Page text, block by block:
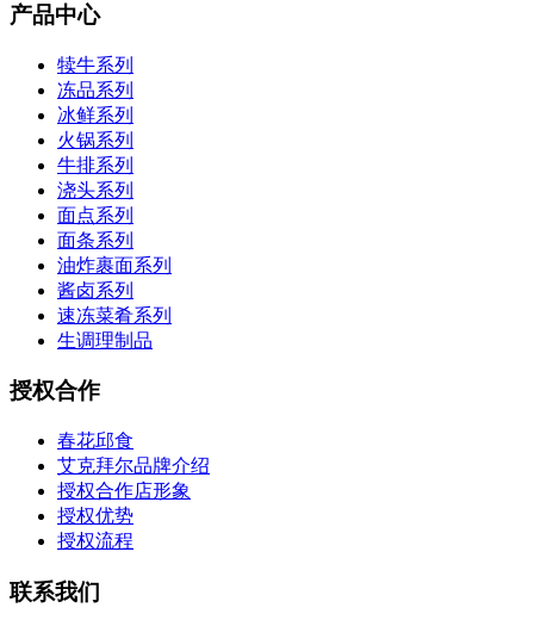
产品中心
犊牛系列
冻品系列
冰鲜系列
火锅系列
牛排系列
浇头系列
面点系列
面条系列
油炸裹面系列
酱卤系列
速冻菜肴系列
生调理制品
授权合作
春花邱食
艾克拜尔品牌介绍
授权合作店形象
授权优势
授权流程
联系我们